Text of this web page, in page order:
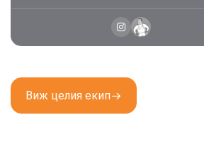
Виж целия екип